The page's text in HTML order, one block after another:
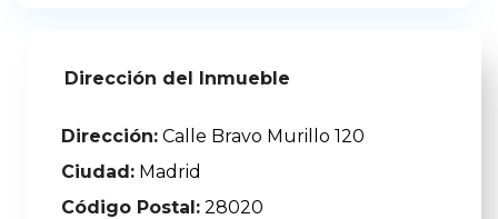
Dirección del Inmueble
Dirección: Calle Bravo Murillo 120
Ciudad: Madrid
Código Postal: 28020